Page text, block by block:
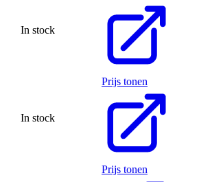
In stock
In stock
Prijs tonen
Prijs tonen